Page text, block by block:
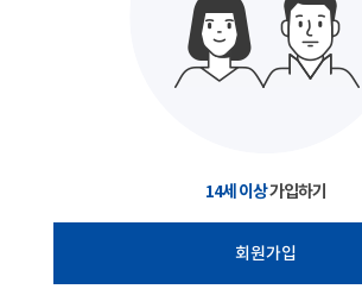
14세 이상가입하기
회원가입